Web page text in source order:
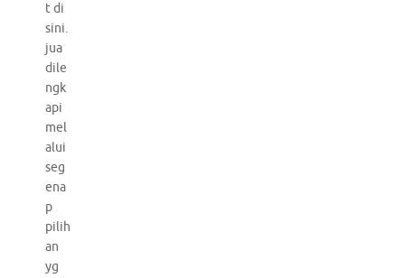
t di
sini.
jua
dile
ngk
api
mel
alui
seg
ena
p
pilih
an
yg